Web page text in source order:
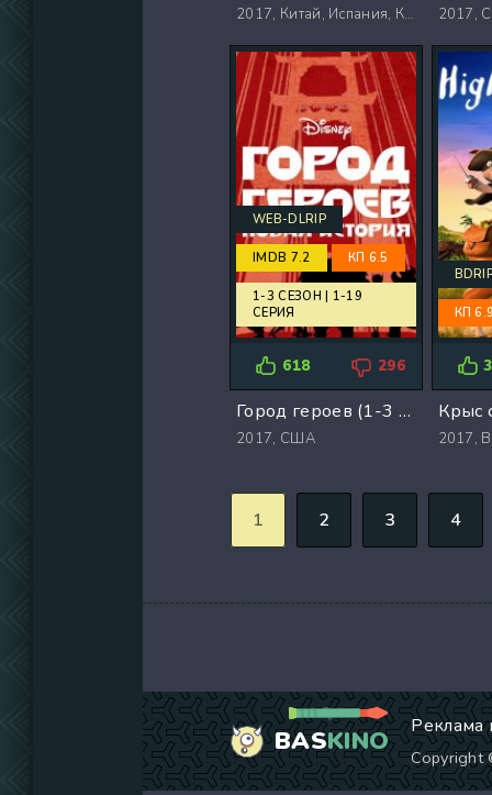
2017, Китай, Испания, Корея Южная, США, Великобритания 2017,
WEB-DLRIP
IMDB 7.2 КП 6.5
1-3 СЕЗОН | 1-19
СЕРИЯ
618 296
Город героев (1-3 Сезон)
2017, США
КП 6.9
2017,
1 2 3 4
BASKINO Реклама
Copyright